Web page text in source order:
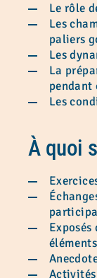
Le rôle
Les
paliers
Les
La
pendant
Les
À quoi